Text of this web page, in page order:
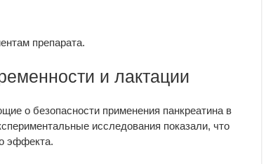
препарата.
и лактации
о безопасности применения панкреатина в
исследования показали, что
эффекта.